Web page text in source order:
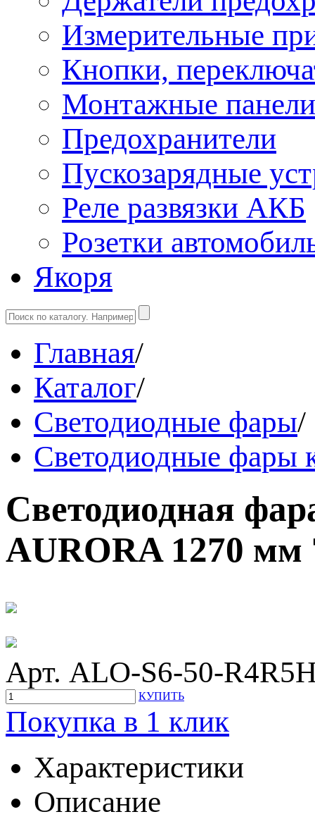
Измерительные
Кнопки,
Монтажные панели
Предохранители
Пускозарядные
Реле развязки АКБ
Розетки
Якоря
Главная/
Каталог/
Светодиодные фары/
Светодиодные фары
Светодиодная
AURORA 1270 мм
Арт. ALO-S6-50-
КУПИТЬ
Покупка в 1 клик
Характеристики
Описание